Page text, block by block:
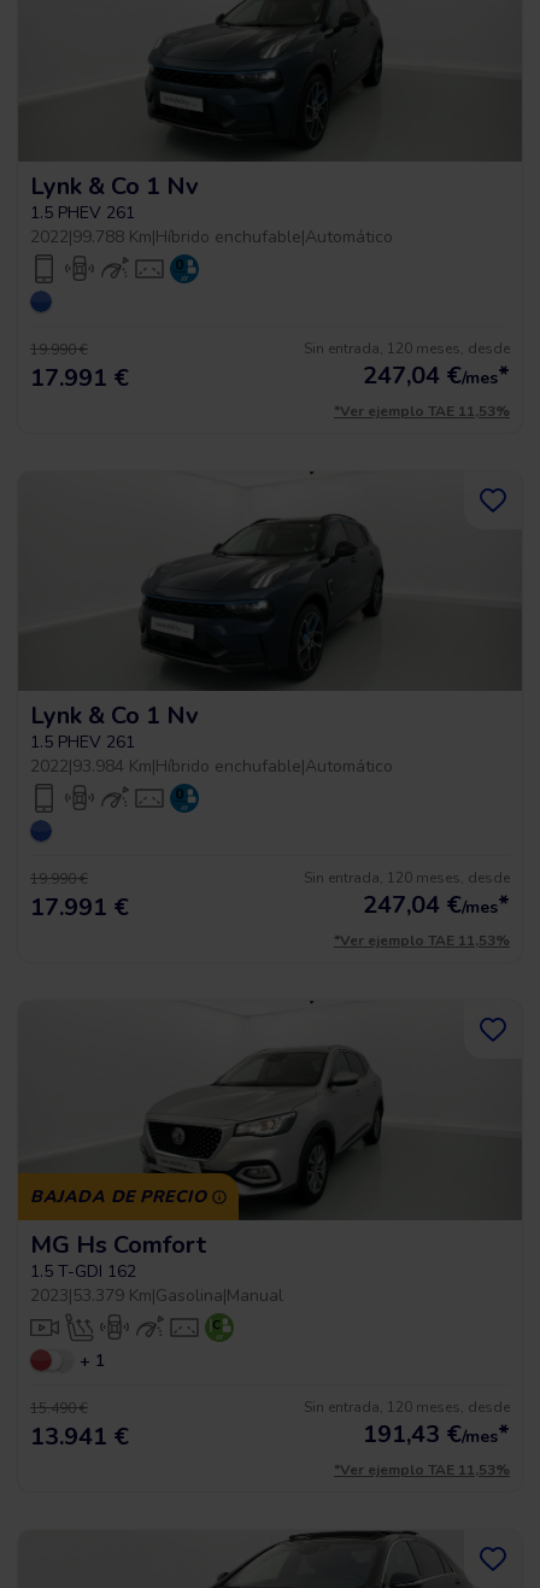
Lynk & Co 1 Nv
1.5 PHEV 261
2022|99.788 Km|Híbrido enchufable|Automático
19.990 €
17.991 €
Sin entrada, 120 meses, desde
247,04 €/mes*
*Ver ejemplo TAE 11,53%
Lynk & Co 1 Nv
1.5 PHEV 261
2022|93.984 Km|Híbrido enchufable|Automático
19.990 €
17.991 €
Sin entrada, 120 meses, desde
247,04 €/mes*
*Ver ejemplo TAE 11,53%
BAJADA DE PRECIO
MG Hs Comfort
1.5 T-GDI 162
2023|53.379 Km|Gasolina|Manual
+ 1
15.490 €
13.941 €
Sin entrada, 120 meses, desde
191,43 €/mes*
*Ver ejemplo TAE 11,53%